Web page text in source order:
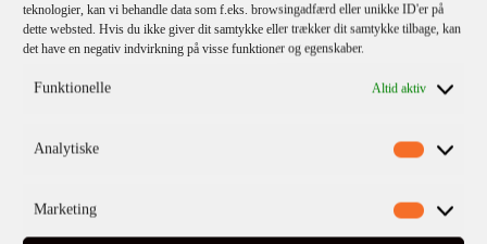
teknologier, kan vi behandle data som f.eks. browsingadfærd eller unikke ID'er på
dette websted. Hvis du ikke giver dit samtykke eller trækker dit samtykke tilbage, kan
det have en negativ indvirkning på visse funktioner og egenskaber.
Funktionelle Altid aktiv
Analytiske
Marketing
Fiktion